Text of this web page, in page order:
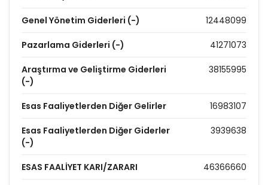
Genel Yönetim Giderleri (-) 12448099
Pazarlama Giderleri (-) 41271073
Araştırma ve Geliştirme Giderleri
(-)
38155995
Esas Faaliyetlerden Diğer Gelirler 16983107
Esas Faaliyetlerden Diğer Giderler
(-)
3939638
ESAS FAALİYET KARI/ZARARI 46366660